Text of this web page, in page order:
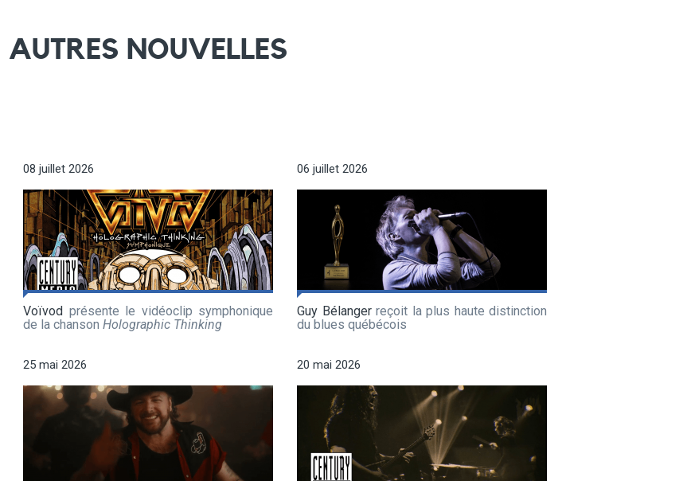
AUTRES NOUVELLES
08 juillet 2026
Voïvod présente le vidéoclip symphonique
de la chanson Holographic Thinking
06 juillet 2026
Guy Bélangerreçoit la plus haute distinction
du blues québécois
25 mai 2026 20 mai 2026